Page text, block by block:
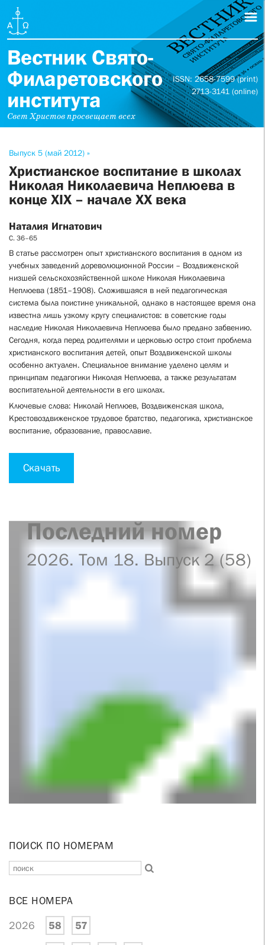
Вестник Свято-
Филаретовского
института
Свет Христов просвещает всех
ISSN: 2658-7599 (print)
2713-3141 (online)
Выпуск 5 (май 2012) »
Христианское воспитание в школах
Николая Николаевича Неплюева в
конце XIX – начале XX века
Наталия Игнатович
С. 36–65
В статье рассмотрен опыт христианского воспитания в одном из
учебных заведений дореволюционной России – Воздвиженской
низшей сельскохозяйственной школе Николая Николаевича
Неплюева (1851–1908). Сложившаяся в ней педагогическая
система была поистине уникальной, однако в настоящее время она
известна лишь узкому кругу специалистов: в советские годы
наследие Николая Николаевича Неплюева было предано забвению.
Сегодня, когда перед родителями и церковью остро стоит проблема
христианского воспитания детей, опыт Воздвиженской школы
особенно актуален. Специальное внимание уделено целям и
принципам педагогики Николая Неплюева, а также результатам
воспитательной деятельности в его школах.
Ключевые слова: Николай Неплюев, Воздвиженская школа,
Крестовоздвиженское трудовое братство, педагогика, христианское
воспитание, образование, православие.
Скачать
Последний номер
2026. Том 18. Выпуск 2 (58)
ПОИСК ПО НОМЕРАМ
ВСЕ НОМЕРА
2026 58 57